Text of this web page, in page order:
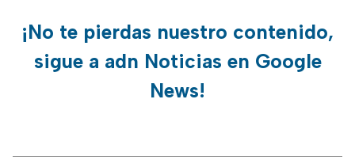
¡No te pierdas nuestro contenido,
sigue a adn Noticias en Google
News!